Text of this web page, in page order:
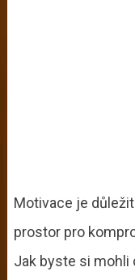
Motivace je
prostor pro
Jak byste si mohli